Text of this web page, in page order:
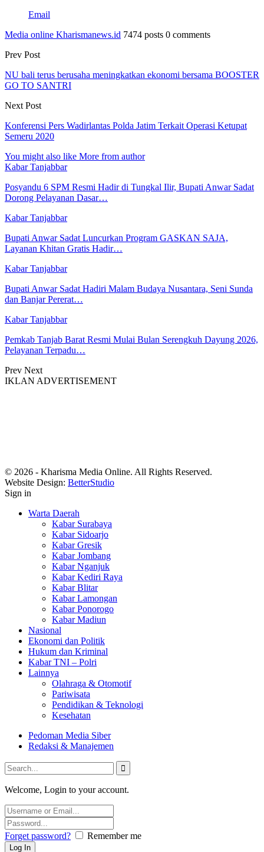
Email
Media online Kharismanews.id 7474 posts 0 comments
Prev Post
NU bali terus berusaha meningkatkan ekonomi bersama BOOSTER
GO TO SANTRI
Next Post
Konferensi Pers Wadirlantas Polda Jatim Terkait Operasi Ketupat
Semeru 2020
You might also like More from author
Kabar Tanjabbar
Posyandu 6 SPM Resmi Hadir di Tungkal Ilir, Bupati Anwar Sadat
Dorong Pelayanan Dasar…
Kabar Tanjabbar
Bupati Anwar Sadat Luncurkan Program GASKAN SAJA,
Layanan Khitan Gratis Hadir…
Kabar Tanjabbar
Bupati Anwar Sadat Hadiri Malam Budaya Nusantara, Seni Sunda
dan Banjar Pererat…
Kabar Tanjabbar
Pemkab Tanjab Barat Resmi Mulai Bulan Serengkuh Dayung 2026,
Pelayanan Terpadu…
Prev Next
IKLAN ADVERTISEMENT
© 2026 - Kharisma Media Online. All Rights Reserved.
Website Design: BetterStudio
Sign in
Warta Daerah
Kabar Surabaya
Kabar Sidoarjo
Kabar Gresik
Kabar Jombang
Kabar Nganjuk
Kabar Kediri Raya
Kabar Blitar
Kabar Lamongan
Kabar Ponorogo
Kabar Madiun
Nasional
Ekonomi dan Politik
Hukum dan Kriminal
Kabar TNI – Polri
Lainnya
Olahraga & Otomotif
Pariwisata
Pendidikan & Teknologi
Kesehatan
Pedoman Media Siber
Redaksi & Manajemen
Welcome, Login to your account.
Forget password? Remember me